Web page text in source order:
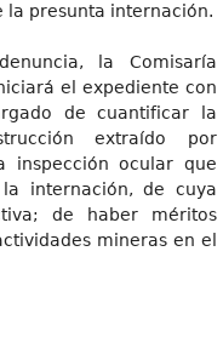
la presunta internación.
la Comisaría
el expediente con
de cuantificar la
extraído por
inspección ocular que
internación, de cuya
de haber méritos
mineras en el